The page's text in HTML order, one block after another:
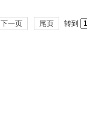
下一页 尾页 转到